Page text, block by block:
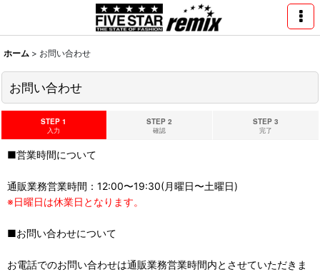
ホーム > お問い合わせ
お問い合わせ
STEP 1
入力
STEP 2
確認
STEP 3
完了
■営業時間について
通販業務営業時間：12:00〜19:30(月曜日〜土曜日)
※日曜日は休業日となります。
■お問い合わせについて
お電話でのお問い合わせは通販業務営業時間内とさせていただきま